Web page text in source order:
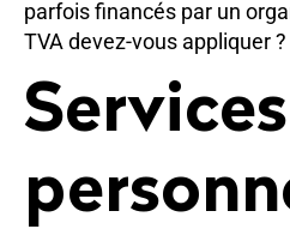
parfois financés par un
TVA devez-vous appliquer